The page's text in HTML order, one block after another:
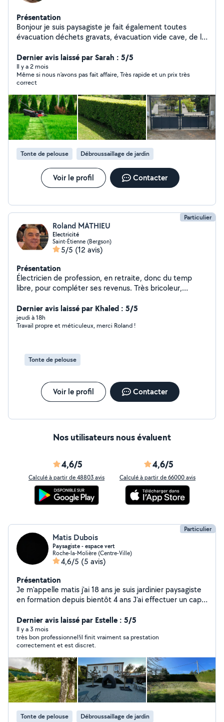
Présentation
Bonjour je suis paysagiste je fait également toutes
évacuation déchets gravats, évacuation vide cave, de la
carrelage et divers petite bricoles Contact : zéro six,
zéro deux, soixante treize, cinquante deux, quatre vingt
quattre
Dernier avis laissé par Sarah : 5/5
Il y a 2 mois
Même si nous n’avons pas fait affaire, Très rapide et un prix très
correct
Tonte de pelouse Débroussaillage de jardin
Voir le profil Contacter
Particulier
Roland MATHIEU
Electricité
Saint-Étienne (Bergson)
5/5 (12 avis)
Présentation
Électricien de profession, en retraite, donc du temp
libre, pour compléter ses revenus. Très bricoleur,
Dernier avis laissé par Khaled : 5/5
jeudi à 18h
Travail propre et méticuleux, merci Roland !
Tonte de pelouse
Voir le profil Contacter
Nos utilisateurs nous évaluent
4,6/5
Calculé à partir de 48803 avis
4,6/5
Calculé à partir de 66000 avis
Particulier
Matis Dubois
Paysagiste - espace vert
Roche-la-Molière (Centre-Ville)
4,6/5 (5 avis)
Présentation
Je m'appelle matis j'ai 18 ans je suis jardinier paysagiste
en formation depuis bientôt 4 ans J'ai effectuer un cap
professionnel Je suis disponible pour toutes taches
concernant le jardinage et les petit travaux extérieur, Je
peut effectuer des travaux tels que taille de haies et de
petits arbuste ; petit élagage ; tonte de pelouse ;
désherbage ; création de petits massifs ; pose de
bâches
Dernier avis laissé par Estelle : 5/5
Il y a 3 mois
très bon professionnel!il finit vraiment sa prestation
correctement et est discret.
Tonte de pelouse Débroussaillage de jardin